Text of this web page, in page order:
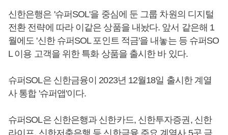
신한은행은 '슈퍼SOL'을 중심에 둔 그룹 차원의 디지털
전환 전략에 따라 이같은 상품을 내놨다. 앞서 같은해 1
월에도 '신한 슈퍼SOL 포인트 적금'을 내놓는 등 슈퍼SO
L 이용 고객을 위한 특화 상품을 출시한 바 있다.
슈퍼SOL은 신한금융이 2023년 12월18일 출시한 계열
사 통합 '슈퍼앱'이다.
슈퍼SOL은 신한은행과 신한카드, 신한투자증권, 신한
라이프, 신한저축은행 등 신한금융 주요 계열사 5곳 금